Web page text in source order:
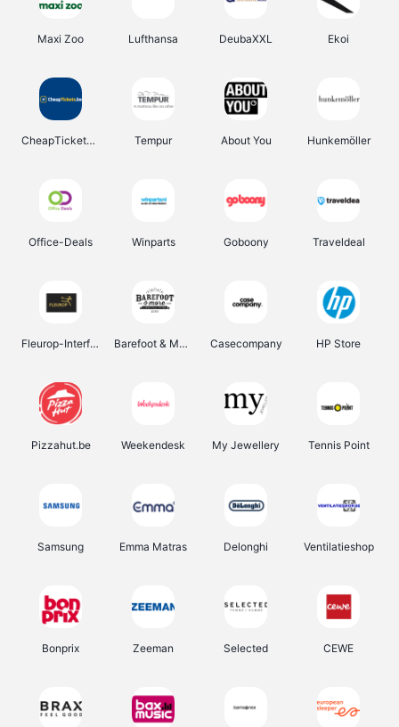
Maxi Zoo Lufthansa DeubaXXL Ekoi
CheapTickets.be Tempur About You Hunkemöller
Office-Deals Winparts Goboony Traveldeal
Fleurop-Interflora Barefoot & More Casecompany HP Store
Pizzahut.be Weekendesk My Jewellery Tennis Point
Samsung Emma Matras Delonghi Ventilatieshop
Bonprix Zeeman Selected CEWE